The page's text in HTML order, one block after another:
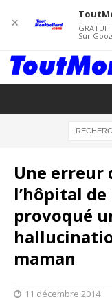
Une erreur
l’hôpital
provoqué
maman
11 décembre 2014
✕ GRATUIT
Sur